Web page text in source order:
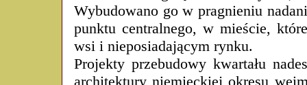
Wybudowano go w pragnieniu
punktu centralnego, w mieście,
wsi i nieposiadającym rynku.
Projekty przebudowy kwartału
architektury niemieckiej okresu